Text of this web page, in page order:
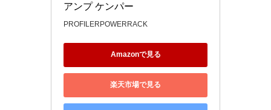
アンプ ケンパー
PROFILERPOWERRACK
Amazonで見る
楽天市場で見る